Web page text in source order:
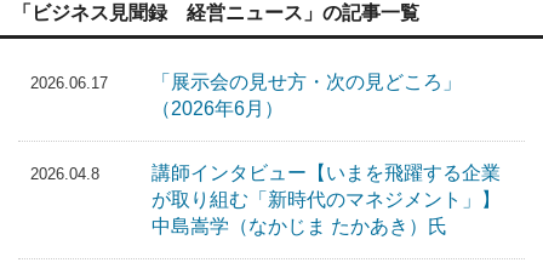
「ビジネス見聞録 経営ニュース」の記事一覧
2026.06.17
「展示会の見せ方・次の見どころ」
（2026年6月）
2026.04.8
講師インタビュー【いまを飛躍する企業
が取り組む「新時代のマネジメント」】
中島嵩学（なかじま たかあき）氏